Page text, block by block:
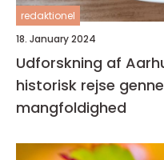
redaktionel
18. January 2024
Udforskning af
historisk rejse
mangfoldighed